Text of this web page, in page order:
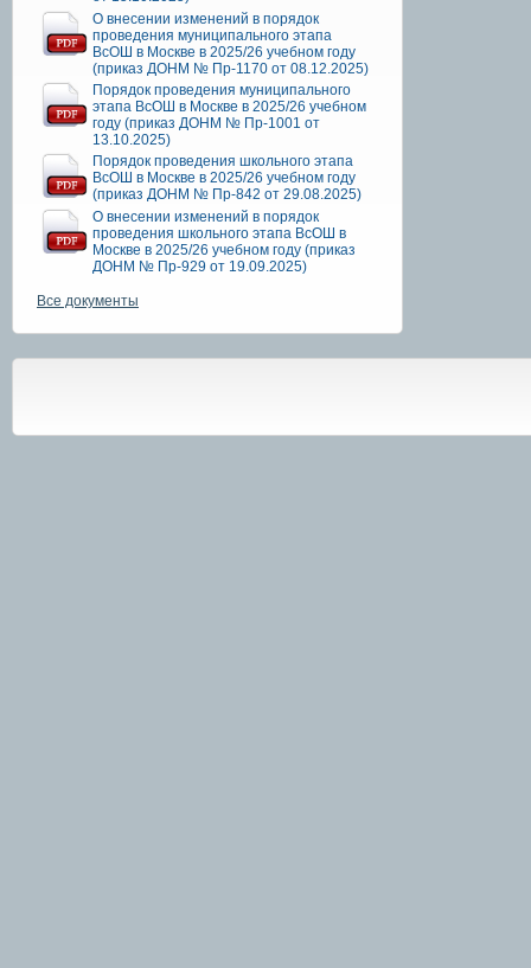
О внесении изменений в порядок
проведения муниципального этапа
ВсОШ в Москве в 2025/26 учебном году
(приказ ДОНМ № Пр-1170 от 08.12.2025)
Порядок проведения муниципального
этапа ВсОШ в Москве в 2025/26 учебном
году (приказ ДОНМ № Пр-1001 от
13.10.2025)
Порядок проведения школьного этапа
ВсОШ в Москве в 2025/26 учебном году
(приказ ДОНМ № Пр-842 от 29.08.2025)
О внесении изменений в порядок
проведения школьного этапа ВсОШ в
Москве в 2025/26 учебном году (приказ
ДОНМ № Пр-929 от 19.09.2025)
Все документы